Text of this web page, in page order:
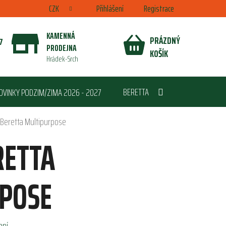
CZK Přihlášení Registrace
KAMENNÁ
PRODEJNA
Hrádek-Srch
NÁKUPNÍ
PRÁZDNÝ
KOŠÍK
PODZIM/ZIMA 2026 - 2027
BERETTA
Multipurpose